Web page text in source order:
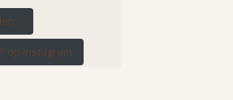
op Instagram